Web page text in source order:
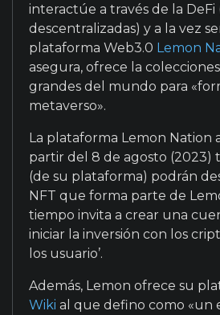
interactúe a través de la DeFi
descentralizadas) y a la vez
plataforma Web3.0 Lemon
asegura, ofrece la
grandes del mundo para
metaverso».
La plataforma Lemon Nation
partir del 8 de agosto (2023)
(de su plataforma) podrán
NFT que forma parte de
tiempo invita a crear una
iniciar la inversión con los
los usuario’.
Además, Lemon ofrece su
Wiki al que defino como «un